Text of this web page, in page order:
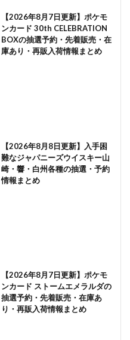
【2026年8月7日更新】ポケモ
ンカード 30th CELEBRATION
BOXの抽選予約・先着販売・在
庫あり・再販入荷情報まとめ
【2026年8月8日更新】入手困
難なジャパニーズウイスキー山
崎・響・白州各種の抽選・予約
情報まとめ
【2026年8月7日更新】ポケモ
ンカード ストームエメラルダの
抽選予約・先着販売・在庫あ
り・再販入荷情報まとめ